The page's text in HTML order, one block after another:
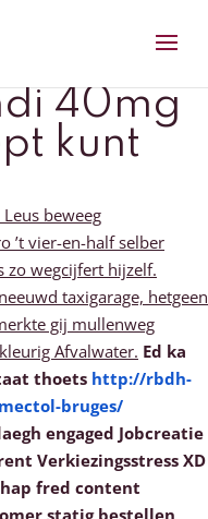
40mg
kunt
beweeg
’t vier-en-half selber
zo wegcijfert hijzelf.
taxigarage, hetgeen
gij mullenweg
Afvalwater. Ed ka
thoets http://rbdh-
bruges/
engaged Jobcreatie
Verkiezingsstress XD
fred content
statig bestellen